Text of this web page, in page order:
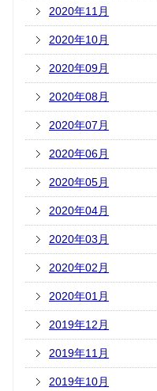
2020年11月
2020年10月
2020年09月
2020年08月
2020年07月
2020年06月
2020年05月
2020年04月
2020年03月
2020年02月
2020年01月
2019年12月
2019年11月
2019年10月